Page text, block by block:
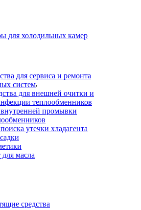
для холодильных камер
для сервиса и ремонта
систем
для внешней очитки и
теплообменников
промывки
утечки хладагента
для масла
средства